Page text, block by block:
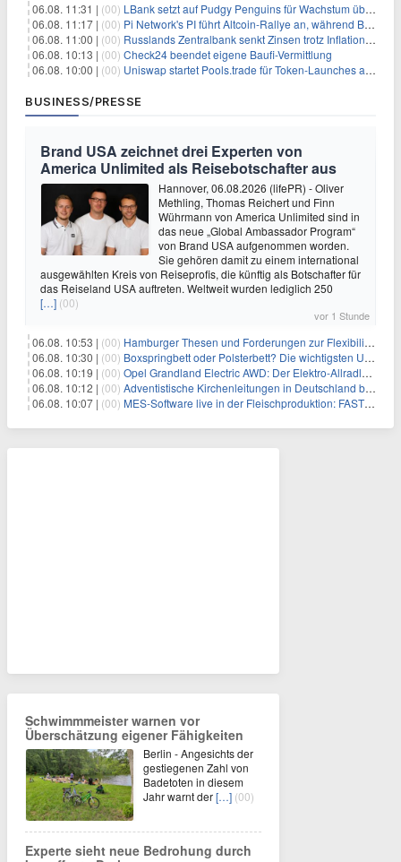
06.08. 11:31 | (00) LBank setzt auf Pudgy Penguins für Wachstum über den Handel hinaus
06.08. 11:17 | (00) Pi Network's PI führt Altcoin-Rallye an, während Bitcoin $65.000 anpeilt
06.08. 11:00 | (00) Russlands Zentralbank senkt Zinsen trotz Inflations-Schock – ein riskantes Spiel
06.08. 10:13 | (00) Check24 beendet eigene Baufi-Vermittlung
06.08. 10:00 | (00) Uniswap startet Pools.trade für Token-Launches auf Robinhood Chain
BUSINESS/PRESSE
Brand USA zeichnet drei Experten von
America Unlimited als Reisebotschafter aus
Hannover, 06.08.2026 (lifePR) - Oliver
Methling, Thomas Reichert und Finn
Wührmann von America Unlimited sind in
das neue „Global Ambassador Program“
von Brand USA aufgenommen worden.
Sie gehören damit zu einem international
ausgewählten Kreis von Reiseprofis, die künftig als Botschafter für
das Reiseland USA auftreten. Weltweit wurden lediglich 250
[…] (00)
vor 1 Stunde
06.08. 10:53 | (00) Hamburger Thesen und Forderungen zur Flexibilisierung der Arbeitszeit
06.08. 10:30 | (00) Boxspringbett oder Polsterbett? Die wichtigsten Unterschiede im Überblick
06.08. 10:19 | (00) Opel Grandland Electric AWD: Der Elektro-Allradler als zugkräftiges Wohnwagen-Gespann
06.08. 10:12 | (00) Adventistische Kirchenleitungen in Deutschland bekräftigen ihre „Stellungnahme zur gesellschaftlichen Situation“
06.08. 10:07 | (00) MES-Software live in der Fleischproduktion: FASTEC 4 PRO steigert OEE und spart bei Goldschmaus zwei Schichten pro Woche
Schwimmmeister warnen vor
Überschätzung eigener Fähigkeiten
Berlin - Angesichts der
gestiegenen Zahl von
Badetoten in diesem
Jahr warnt der[…] (00)
Experte sieht neue Bedrohung durch